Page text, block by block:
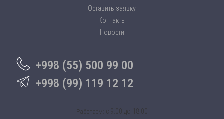
Оставить заявку
Контакты
Новости
+998 (55) 500 99 00
+998 (99) 119 12 12
Работаем: c 9:00 до 18:00